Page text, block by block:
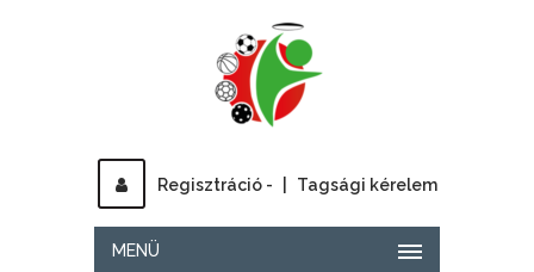
Regisztráció - Tagsági kérelem
MENÜ